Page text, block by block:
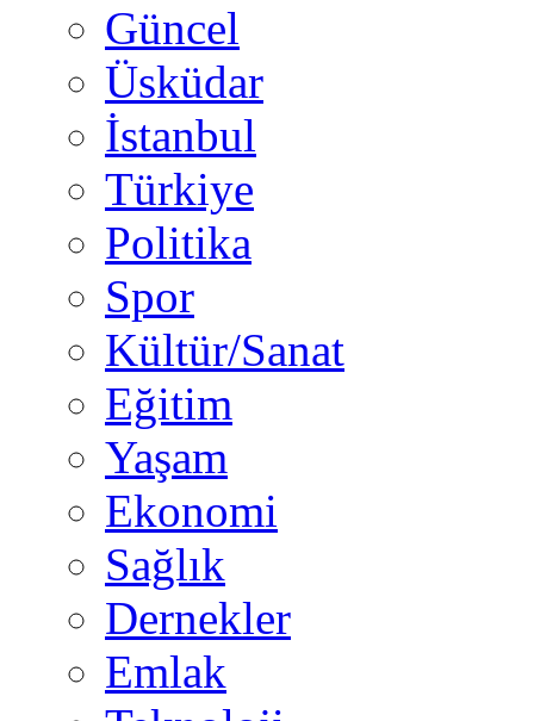
Güncel
Üsküdar
İstanbul
Türkiye
Politika
Spor
Kültür/Sanat
Eğitim
Yaşam
Ekonomi
Sağlık
Dernekler
Emlak